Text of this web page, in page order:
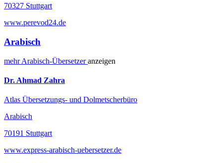
70327 Stuttgart
www.perevod24.de
Arabisch
mehrArabisch-Übersetzeranzeigen
Dr. Ahmad Zahra
Atlas Übersetzungs- und Dolmetscherbüro
Arabisch
70191 Stuttgart
www.express-arabisch-uebersetzer.de